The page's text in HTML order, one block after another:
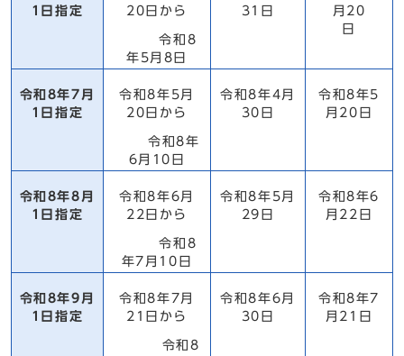
1日指定
20日から
令和8
年5月8日
31日
月20
日
令和8年7月
1日指定
令和8年5月
20日から
令和8年
6月10日
令和8年4月
30日
令和8年5
月20日
令和8年8月
1日指定
令和8年6月
22日から
令和8
年7月10日
令和8年5月
29日
令和8年6
月22日
令和8年9月
1日指定
令和8年7月
21日から
令和8
令和8年6月
30日
令和8年7
月21日